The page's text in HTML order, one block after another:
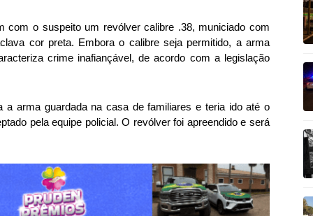
com o suspeito um revólver calibre .38, municiado com
cor preta. Embora o calibre seja permitido, a arma
crime inafiançável, de acordo com a legislação
arma guardada na casa de familiares e teria ido até o
pela equipe policial. O revólver foi apreendido e será